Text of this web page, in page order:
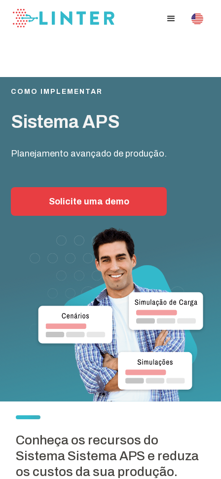
COMO IMPLEMENTAR
Sistema APS
Planejamento avançado de produção.
Solicite uma demo
Conheça os recursos do
Sistema Sistema APS e reduza
os custos da sua produção.